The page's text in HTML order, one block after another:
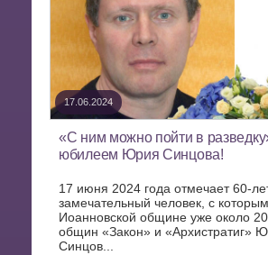
17.06.2024
«С ним можно пойти в
юбилеем Юрия Синцова!
17 июня 2024 года отмечает 60-
замечательный человек, с
Иоанновской общине уже около
общин «Закон» и «Архистратиг»
Синцов...